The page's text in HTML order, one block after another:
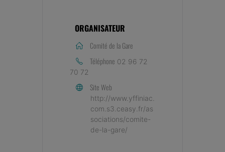
ORGANISATEUR
Comité de la Gare
Téléphone 02 96 72
70 72
Site Web
http://www.yffiniac.
com.s3.ceasy.fr/as
sociations/comite-
de-la-gare/